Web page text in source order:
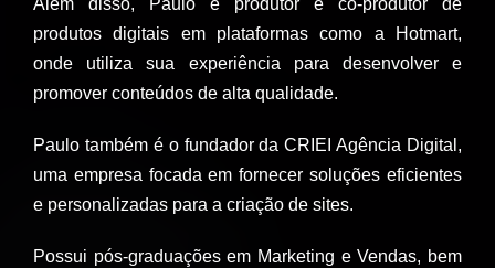
Além disso, Paulo é produtor e co-produtor de
produtos digitais em plataformas como a Hotmart,
onde utiliza sua experiência para desenvolver e
promover conteúdos de alta qualidade.
Paulo também é o fundador da CRIEI Agência Digital,
uma empresa focada em fornecer soluções eficientes
e personalizadas para a criação de sites.
Possui pós-graduações em Marketing e Vendas, bem